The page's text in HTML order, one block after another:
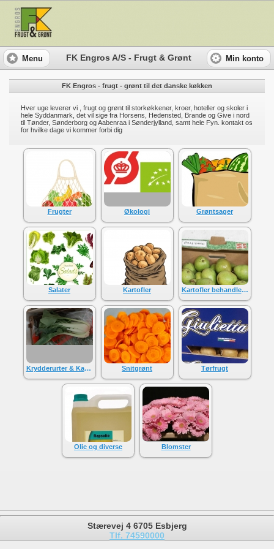
Menu FK Engros A/S - Frugt & Grønt Min konto
FK Engros - frugt - grønt til det danske køkken
Hver uge leverer vi , frugt og grønt til storkøkkener, kroer, hoteller og skoler i
hele Syddanmark, det vil sige fra Horsens, Hedensted, Brande og Give i nord
til Tønder, Sønderborg og Aabenraa i Sønderjylland, samt hele Fyn. kontakt os
for hvilke dage vi kommer forbi dig
Frugter Økologi Grøntsager
Salater Kartofler Kartofler behandlede
Krydderurter & Karse Snitgrønt Tørfrugt
Olie og diverse Blomster
Stærevej 4 6705 Esbjerg
Tlf. 74590000